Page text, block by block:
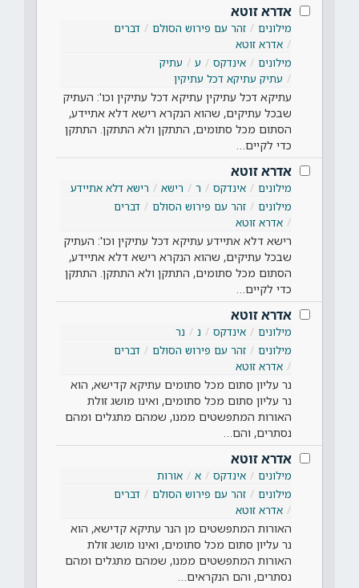
אדרא זוטא
מילונים זהר עם פירוש הסולם
דברים
אדרא זוטא
מילונים
אינדקס ע
עתיק
עתיק עתיקא דכל עתיקין
עתיקא דכל עתיקין עתיקא דכל עתיקין וכו': העתיק
שבכל עתיקים, שהוא הנקרא רישא דלא אתיידע,
הסתום מכל סתומים, התתקן ולא התתקן. התתקן
כדי לקיים…
אדרא זוטא
מילונים אינדקס ר רישא
רישא דלא אתיידע
מילונים
זהר עם פירוש הסולם
דברים
אדרא זוטא
רישא דלא אתיידע עתיקא דכל עתיקין וכו': העתיק
שבכל עתיקים, שהוא הנקרא רישא דלא אתיידע,
הסתום מכל סתומים, התתקן ולא התתקן. התתקן
כדי לקיים…
אדרא זוטא
מילונים אינדקס נ
נר
מילונים
זהר עם פירוש הסולם
דברים
אדרא זוטא
נר עליון סתום מכל סתומים עתיקא קדישא, הוא
נר עליון סתום מכל סתומים, ואינו מושג זולת
האורות המתפשטים ממנו, שמהם מתגלים ומהם
נסתרים, והם…
אדרא זוטא
מילונים אינדקס א
אורות
מילונים
זהר עם פירוש הסולם
דברים
אדרא זוטא
האורות המתפשטים מן הנר עתיקא קדישא, הוא
נר עליון סתום מכל סתומים, ואינו מושג זולת
האורות המתפשטים ממנו, שמהם מתגלים ומהם
נסתרים, והם הנקראים…